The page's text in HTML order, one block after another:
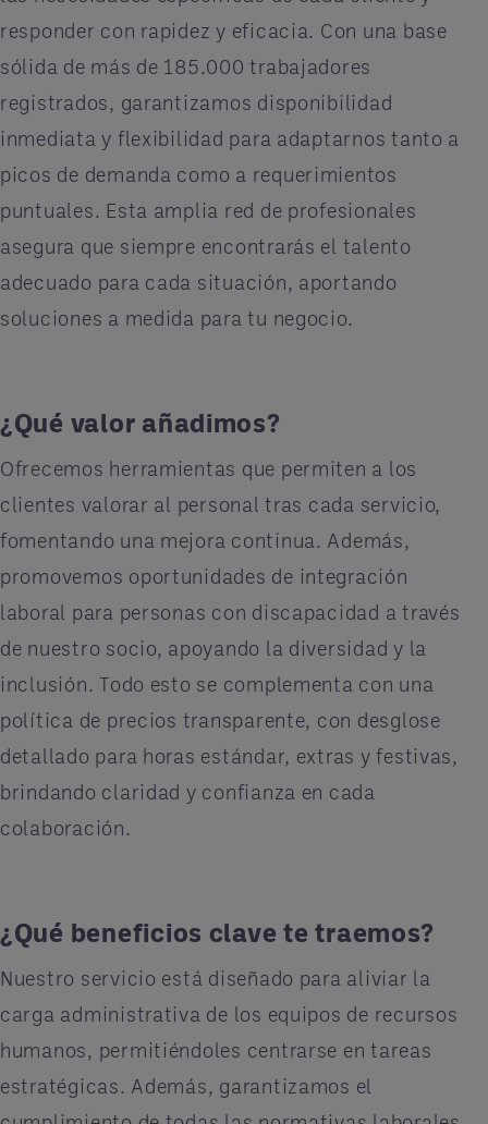
responder con rapidez y eficacia. Con una base
sólida de más de 185.000 trabajadores
registrados, garantizamos disponibilidad
inmediata y flexibilidad para adaptarnos tanto a
picos de demanda como a requerimientos
puntuales. Esta amplia red de profesionales
asegura que siempre encontrarás el talento
adecuado para cada situación, aportando
soluciones a medida para tu negocio.
¿Qué valor añadimos?
Ofrecemos herramientas que permiten a los
clientes valorar al personal tras cada servicio,
fomentando una mejora continua. Además,
promovemos oportunidades de integración
laboral para personas con discapacidad a través
de nuestro socio, apoyando la diversidad y la
inclusión. Todo esto se complementa con una
política de precios transparente, con desglose
detallado para horas estándar, extras y festivas,
brindando claridad y confianza en cada
colaboración.
¿Qué beneficios clave te traemos?
Nuestro servicio está diseñado para aliviar la
carga administrativa de los equipos de recursos
humanos, permitiéndoles centrarse en tareas
estratégicas. Además, garantizamos el